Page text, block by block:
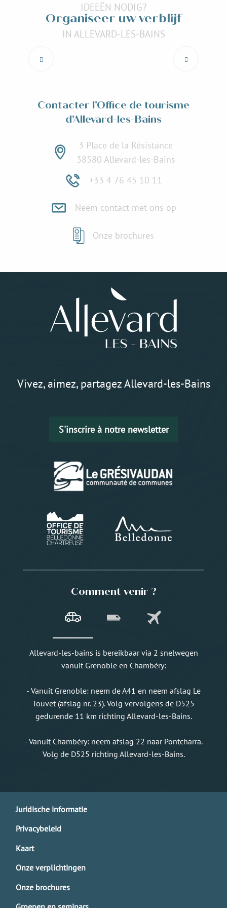
IDEEËN NODIG?
Organiseer uw verblijf
IN ALLEVARD-LES-BAINS
Contacter l'Office de tourisme
d'Allevard-les-Bains
3 Place de la Résistance
38580 Allevard-les-Bains
+33 4 76 45 10 11
Neem contact met ons op
Onze brochures
Vivez, aimez, partagez Allevard-les-Bains
S'inscrire à notre newsletter
Comment venir ?
Allevard-les-bains is bereikbaar via 2 snelwegen
vanuit Grenoble en Chambéry:
- Vanuit Grenoble: neem de A41 en neem afslag Le
Touvet (afslag nr. 23). Volg vervolgens de D525
gedurende 11 km richting Allevard-les-Bains.
- Vanuit Chambéry: neem afslag 22 naar Pontcharra.
Volg de D525 richting Allevard-les-Bains.
Juridische informatie
Privacybeleid
Kaart
Onze verplichtingen
Onze brochures